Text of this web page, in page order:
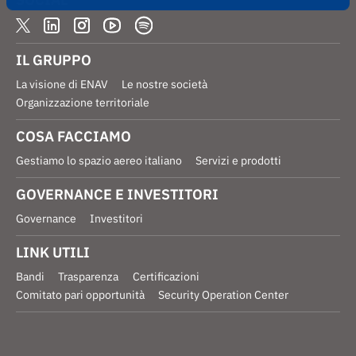
IL GRUPPO
La visione di ENAV
Le nostre società
Organizzazione territoriale
COSA FACCIAMO
Gestiamo lo spazio aereo italiano Servizi e prodotti
GOVERNANCE E INVESTITORI
Governance Investitori
LINK UTILI
Bandi Trasparenza
Certificazioni
Comitato pari opportunità
Security Operation Center